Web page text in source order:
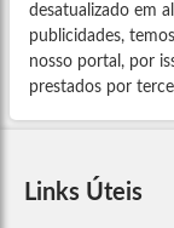
desatualizado em
publicidades,
nosso portal, por
prestados por
Links Úteis